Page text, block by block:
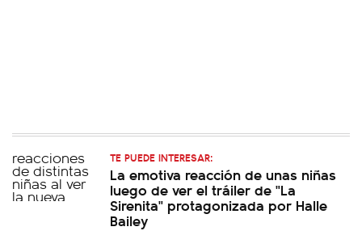
TE PUEDE INTERESAR:
La emotiva reacción de unas niñas
luego de ver el tráiler de "La
Sirenita" protagonizada por Halle
Bailey